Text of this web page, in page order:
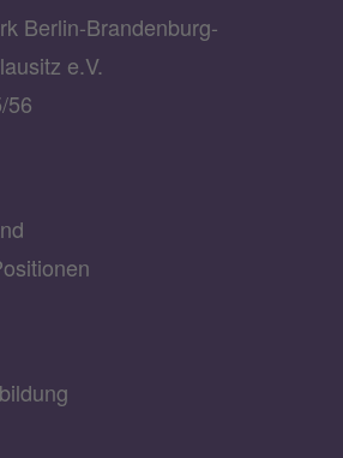
Berlin-Brandenburg-
e.V.
56